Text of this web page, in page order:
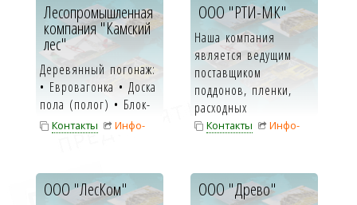
Лесопромышленная
компания "Камский
лес"
Деревянный погонаж:
• Евровагонка • Доска
пола (полог) • Блок-
Хаус • Налични...
Контакты
Инфо-
ООО "РТИ-МК"
Наша компания
является ведущим
поставщиком
поддонов, пленки,
расходных
материалов.
Контакты
Инфо-
ООО "ЛесКом" ООО "Древо"